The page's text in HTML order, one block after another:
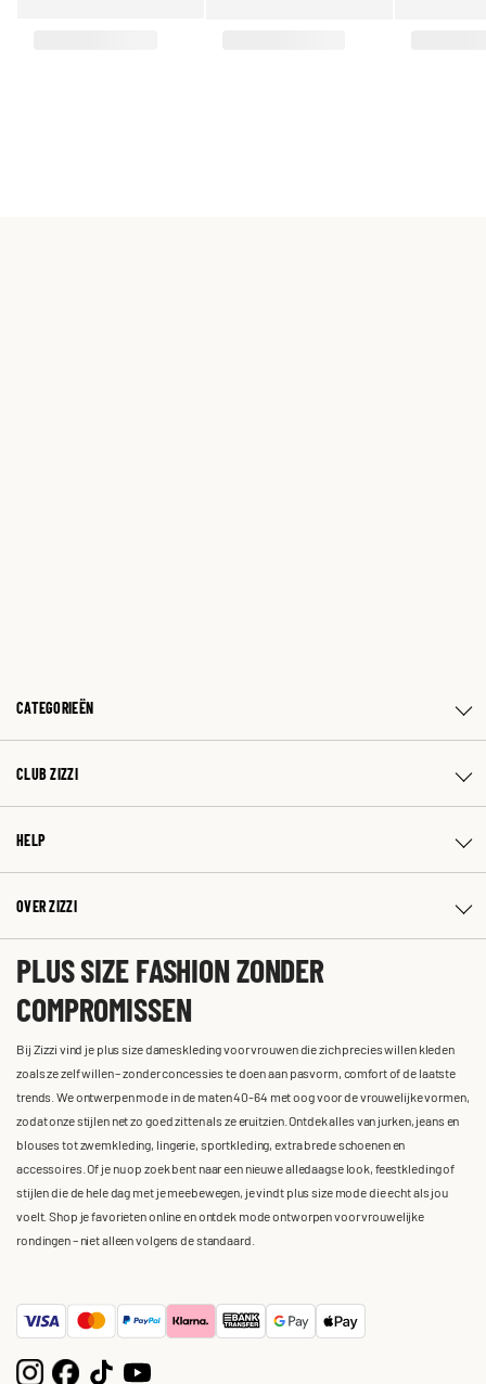
CATEGORIEËN
CLUB ZIZZI
HELP
OVER ZIZZI
PLUS SIZE FASHION ZONDER
COMPROMISSEN
Bij Zizzi vind je plus size dameskleding voor vrouwen die zich precies willen kleden
zoals ze zelf willen – zonder concessies te doen aan pasvorm, comfort of de laatste
trends. We ontwerpen mode in de maten 40-64 met oog voor de vrouwelijke vormen,
zodat onze stijlen net zo goed zitten als ze eruitzien. Ontdek alles van jurken, jeans en
blouses tot zwemkleding, lingerie, sportkleding, extra brede schoenen en
accessoires. Of je nu op zoek bent naar een nieuwe alledaagse look, feestkleding of
stijlen die de hele dag met je meebewegen, je vindt plus size mode die echt als jou
voelt. Shop je favorieten online en ontdek mode ontworpen voor vrouwelijke
rondingen – niet alleen volgens de standaard.